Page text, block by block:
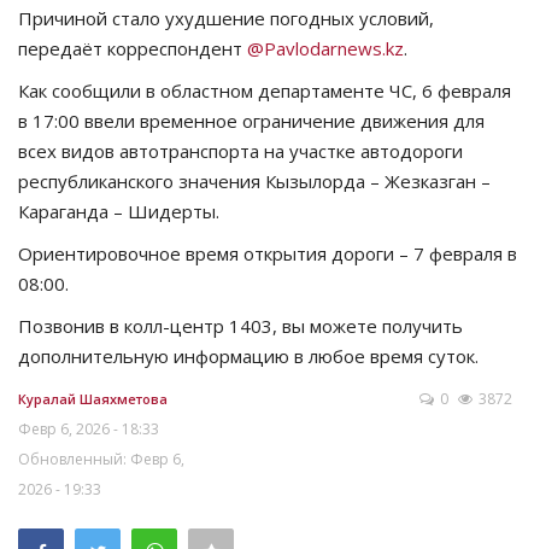
Курултай
Язык
Қазақша Русский
Причиной стало ухудшение погодных условий,
передаёт корреспондент @Pavlodarnews.kz.
Как сообщили в областном департаменте ЧС, 6 февраля
в 17:00 ввели временное ограничение движения для
всех видов автотранспорта на участке автодороги
республиканского значения Кызылорда – Жезказган –
Караганда – Шидерты.
Ориентировочное время открытия дороги – 7 февраля в
08:00.
Позвонив в колл-центр 1403, вы можете получить
дополнительную информацию в любое время суток.
Куралай Шаяхметова
Февр 6, 2026 - 18:33
Обновленный: Февр 6,
2026 - 19:33
0 3872